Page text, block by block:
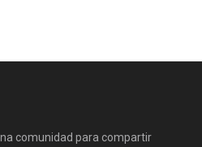
comunidad para compartir